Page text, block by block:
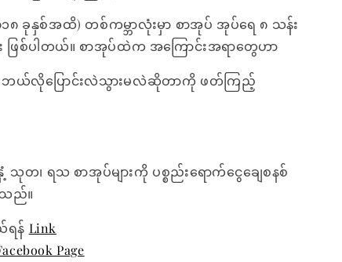
ခုနှစ်အထိ) တစ်ကမ္ဘာလုံးမှာ စာအုပ် အုပ်ရေ ၈ သန်း
ြီး ဖြစ်ပါတယ်။ စာအုပ်ထဲက အကြောင်းအရာတွေဟာ
လိုပြောင်းလဲသွားမလဲဆိုတာကို ဖတ်ကြည့်
သုတ၊ ရသ စာအုပ်များကို ပစ္စည်းရောက်ငွေချေစနစ်
သည်။
န် Link
Page